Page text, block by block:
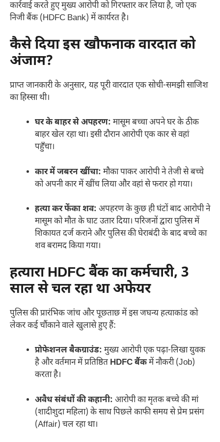
कार्रवाई करते हुए मुख्य आरोपी को गिरफ्तार कर लिया है, जो एक
निजी बैंक (HDFC Bank) में कार्यरत है।
कैसे दिया इस खौफनाक वारदात को
अंजाम?
प्राप्त जानकारी के अनुसार, यह पूरी वारदात एक सोची-समझी साजिश
का हिस्सा थी।
घर के बाहर से अपहरण: मासूम बच्चा अपने घर के ठीक
बाहर खेल रहा था। इसी दौरान आरोपी एक कार से वहां
पहुँचा।
कार में जबरन खींचा: मौका पाकर आरोपी ने तेजी से बच्चे
को अपनी कार में खींच लिया और वहां से फरार हो गया।
हत्या कर फेंका शव: अपहरण के कुछ ही घंटों बाद आरोपी ने
मासूम को मौत के घाट उतार दिया। परिजनों द्वारा पुलिस में
शिकायत दर्ज कराने और पुलिस की घेराबंदी के बाद बच्चे का
शव बरामद किया गया।
हत्यारा HDFC बैंक का कर्मचारी, 3
साल से चल रहा था अफेयर
पुलिस की प्रारंभिक जांच और पूछताछ में इस जघन्य हत्याकांड को
लेकर कई चौंकाने वाले खुलासे हुए हैं:
प्रोफेशनल बैकग्राउंड: मुख्य आरोपी एक पढ़ा-लिखा युवक
है और वर्तमान में प्रतिष्ठित HDFC बैंकमें नौकरी (Job)
करता है।
अवैध संबंधों की कहानी: आरोपी का मृतक बच्चे की मां
(शादीशुदा महिला) के साथ पिछले काफी समय से प्रेम प्रसंग
(Affair) चल रहा था।